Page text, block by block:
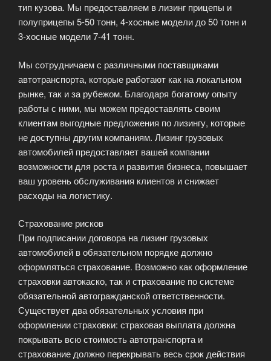
тип кузова. Мы предоставляем в лизинг прицепы и
полуприцепы 5-50 тонн, 4-хосные модели до 50 тонн и
3-хосные модели 7-41 тонн.
Мы сотрудничаем с различными поставщиками
автотранспорта, которые работают как на локальном
рынке, так и за рубежом. Благодаря богатому опыту
работы с ними, мы можем предоставлять своим
клиентам выгодные предложения по лизингу, которые
не доступны другим компаниям. Лизинг грузовых
автомобилей предоставляет вашей компании
возможности для роста и развития бизнеса, повышает
ваш уровень обслуживания клиентов и снижает
расходы на логистику.
Страхование рисков
При подписании договора на лизинг грузовых
автомобилей в обязательном порядке должно
оформляться страхование. Возможно как оформление
страховки автокаско, так и страхование по системе
обязательной автогражданской ответственности.
Существует два обязательных условия при
оформлении страховки: страховая выплата должна
покрывать всю стоимость автотранспорта и
страхование должно перекрывать весь срок действия